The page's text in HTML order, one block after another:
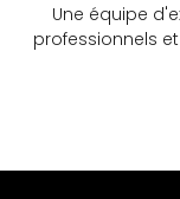
Une équipe
professionnels